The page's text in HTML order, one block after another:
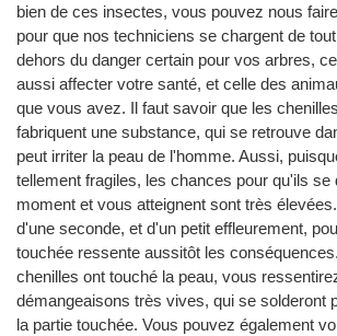
bien de ces insectes, vous pouvez nous
pour que nos techniciens se chargent de
dehors du danger certain pour vos arbres,
aussi affecter votre santé, et celle des
que vous avez. Il faut savoir que les
fabriquent une substance, qui se retrouve
peut irriter la peau de l'homme. Aussi,
tellement fragiles, les chances pour qu'ils se
moment et vous atteignent sont très
d'une seconde, et d'un petit effleurement,
touchée ressente aussitôt les
chenilles ont touché la peau, vous
démangeaisons très vives, qui se solderont
la partie touchée. Vous pouvez également